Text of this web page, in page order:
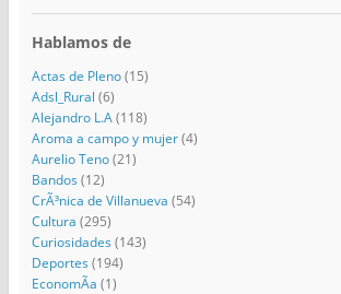
Hablamos de
Actas de Pleno(15)
Adsl_Rural (6)
Alejandro L.A(118)
Aroma a campo y mujer(4)
Aurelio Teno(21)
Bandos (12)
CrÃ³nica de Villanueva (54)
Cultura (295)
Curiosidades (143)
Deportes (194)
EconomÃ­a (1)